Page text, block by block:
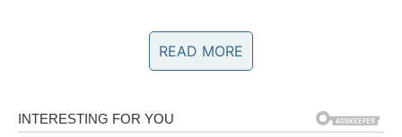
Blizanci će tokom ovih dana vidjeti stvari jasnije nego
ikada. Nešto što ste možda ignorisali sada dolazi pred vas
bez mogućnosti da ga zaobiđete.
Možda ćete shvatiti istinu o nekoj osobi ili odnosu. I iako
READ MORE